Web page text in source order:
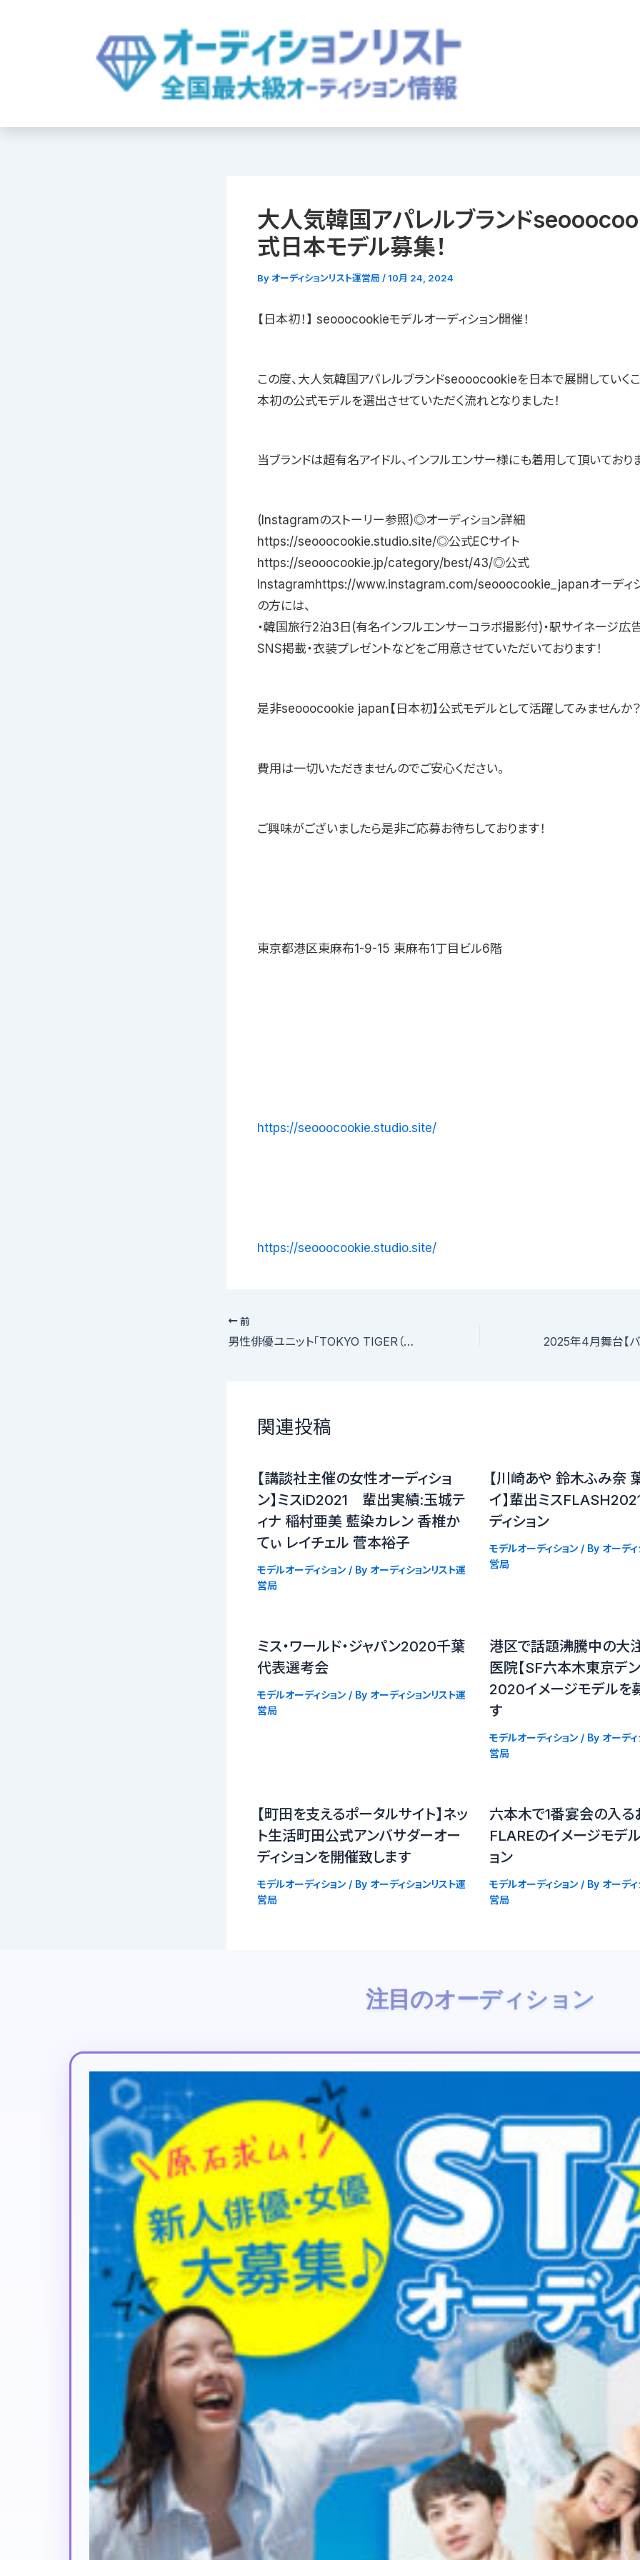
大人気韓国アパレルブランド
式日本モデル募集！
By オーディションリスト運営局 /10月 24, 2024
【日本初！】 seooocookieモデルオーディション開催！
この度、大人気韓国アパレルブランドseooocookieを日本で展開していくこ
本初の公式モデルを選出させていただく流れとなりました！
当ブランドは超有名アイドル、インフルエンサー様にも着用して頂いており
(Instagramのストーリー参照)◎オーディション詳細
https://seooocookie.studio.site/◎公式ECサイト
https://seooocookie.jp/category/best/43/◎公式
Instagramhttps://www.instagram.com/seooocookie_japanオーディ
の方には、
・韓国旅行2泊3日(有名インフルエンサーコラボ撮影付)・駅サイネージ広
SNS掲載・衣装プレゼントなどをご用意させていただいております！
是非seooocookie japan【日本初】公式モデルとして活躍してみませんか？
費用は一切いただきませんのでご安心ください。
ご興味がございましたら是非ご応募お待ちしております！
東京都港区東麻布1-9-15 東麻布1丁目ビル6階
https://seooocookie.studio.site/
https://seooocookie.studio.site/
前
男性俳優ユニット「TOKYO TIGER（仮称）」オーディション
関連投稿
【講談社主催の女性オーディショ
ン】ミスiD2021 輩出実績:玉城テ
ィナ 稲村亜美 藍染カレン 香椎か
てぃ レイチェル 菅本裕子
モデルオーディション/ By オーディションリスト運
営局
【川崎あや 鈴木ふみ奈
イ】輩出ミス
ディション
モデルオーディション/ By オーディ
営局
ミス・ワールド・ジャパン2020千葉
代表選考会
モデルオーディション/ By オーディションリスト運
営局
港区で話題沸騰中の大
医院【SF六本木東京デン
2020イメージモデルを
す
モデルオーディション/ By オーディ
営局
【町田を支えるポータルサイト】ネッ
ト生活町田公式アンバサダーオー
ディションを開催致します
モデルオーディション/ By オーディションリスト運
営局
六本木で1番宴会の入る
FLAREのイメージモデ
ョン
モデルオーディション/ By オーディ
営局
注目のオーディション